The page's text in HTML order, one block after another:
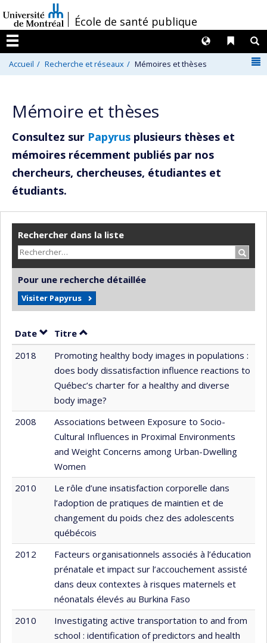
au
contenu
/École de santé publique
Menu
Liens
Langues
Accueil Recherche et réseaux Mémoires et thèses
Mémoire et thèses
Consultez sur Papyrus plusieurs thèses et
mémoires récemment publiés par nos
chercheurs, chercheuses, étudiantes et
étudiants.
Rechercher dans la liste
Pour une recherche détaillée
Visiter Papyrus
Date Trier par date en ordre croissant
Titre Trier par titre en ordre croissant
2018
Promoting healthy body images in populations :
does body dissatisfaction influence reactions to
Québec’s charter for a healthy and diverse
body image?
2008
Associations between Exposure to Socio-
Cultural Influences in Proximal Environments
and Weight Concerns among Urban-Dwelling
Women
2010
Le rôle d’une insatisfaction corporelle dans
l’adoption de pratiques de maintien et de
changement du poids chez des adolescents
québécois
2012
Facteurs organisationnels associés à l’éducation
prénatale et impact sur l’accouchement assisté
dans deux contextes à risques maternels et
néonatals élevés au Burkina Faso
2010
Investigating active transportation to and from
school : identification of predictors and health